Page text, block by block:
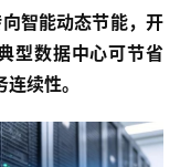
智能动态节能，开
型数据中心可节省
续性。